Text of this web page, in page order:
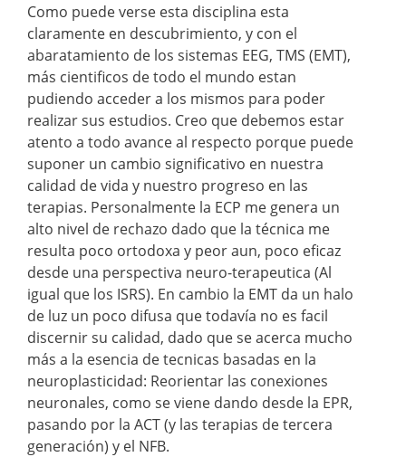
Como puede verse esta disciplina esta
claramente en descubrimiento, y con el
abaratamiento de los sistemas EEG, TMS (EMT),
más cientificos de todo el mundo estan
pudiendo acceder a los mismos para poder
realizar sus estudios. Creo que debemos estar
atento a todo avance al respecto porque puede
suponer un cambio significativo en nuestra
calidad de vida y nuestro progreso en las
terapias. Personalmente la ECP me genera un
alto nivel de rechazo dado que la técnica me
resulta poco ortodoxa y peor aun, poco eficaz
desde una perspectiva neuro-terapeutica (Al
igual que los ISRS). En cambio la EMT da un halo
de luz un poco difusa que todavía no es facil
discernir su calidad, dado que se acerca mucho
más a la esencia de tecnicas basadas en la
neuroplasticidad: Reorientar las conexiones
neuronales, como se viene dando desde la EPR,
pasando por la ACT (y las terapias de tercera
generación) y el NFB.